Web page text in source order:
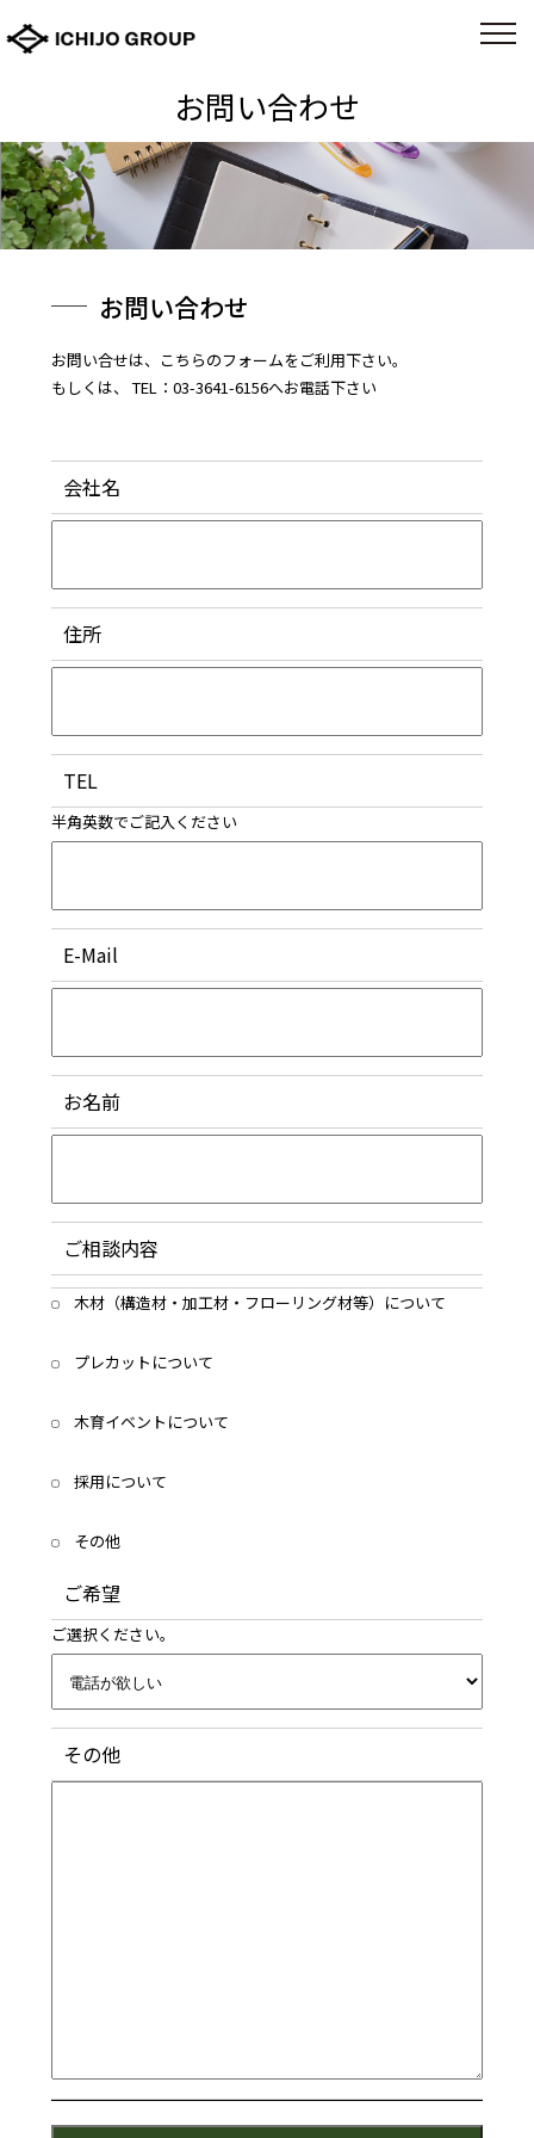
お問い合わせ
お問い合わせ
お問い合せは、こちらのフォームをご利用下さい。
もしくは、 TEL： 03-3641-6156へお電話下さい
会社名
住所
TEL
半角英数でご記入ください
E-Mail
お名前
ご相談内容
木材（構造材・加工材・フローリング材等）について
プレカットについて
木育イベントについて
採用について
その他
ご希望
ご選択ください。
その他